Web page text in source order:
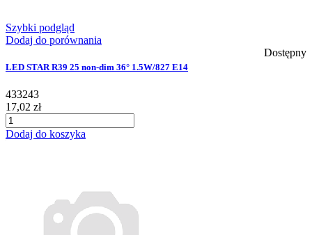
Szybki podgląd
Dodaj do porównania
Dostępny
LED STAR R39 25 non-dim 36° 1.5W/827 E14
433243
17,02 zł
Dodaj do koszyka